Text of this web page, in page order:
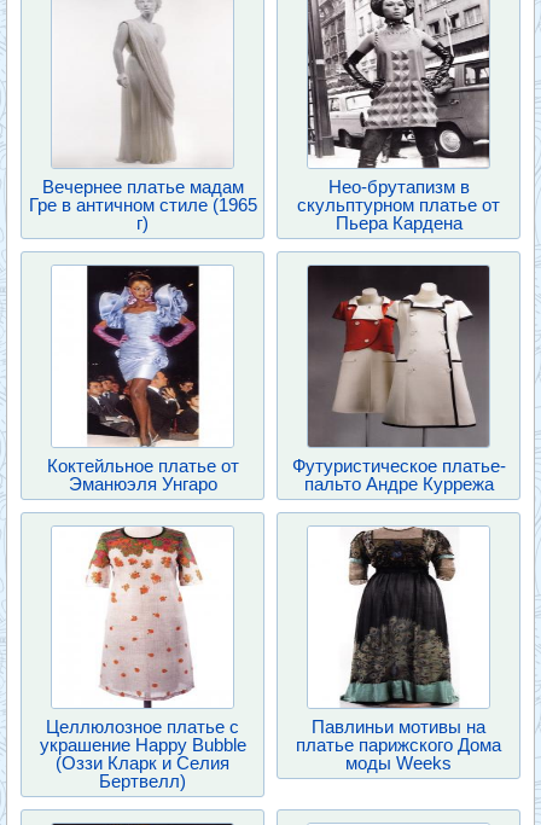
Вечернее платье мадам
Гре в античном стиле (1965
г)
Нео-брутапизм в
скульптурном платье от
Пьера Кардена
Коктейльное платье от
Эманюэля Унгаро
Футуристическое платье-
пальто Андре Куррежа
Целлюлозное платье с
украшение Happy Bubble
(Оззи Кларк и Селия
Бертвелл)
Павлиньи мотивы на
платье парижского Дома
моды Weeks